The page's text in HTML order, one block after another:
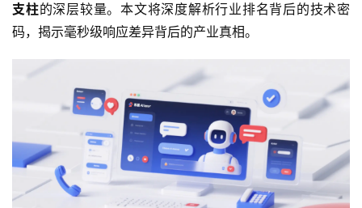
支柱的深层较量。本文将深度解析行业排名背后的技术密
码，揭示毫秒级响应差异背后的产业真相。